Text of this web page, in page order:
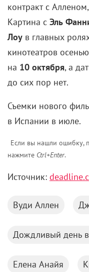
контракт с
Картина с Эль
Лоу в главных
кинотеатров
на 10 октября, а
до сих пор нет.
Съемки нового
в Испании в июле.
Если вы нашли ошибку,
нажмите Ctrl+Enter.
Источник:
Вуди Аллен
Дождливый день
Елена Анайя